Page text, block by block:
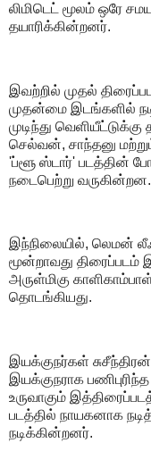
லிமிடெட் மூலம் ஒரே
தயாரிக்கின்றனர்.
இவற்றில் முதல்
முதன்மை இடங்களில்
முடிந்து
செல்வன், சாந்தனு
'ப்ளூ ஸ்டார்' படத்தின்
நடைபெற்று வருகின்றன.
இந்நிலையில், லெமன்
மூன்றாவது
அருள்மிகு
தொடங்கியது.
இயக்குநர்கள்
இயக்குநராக
உருவாகும்
படத்தில் நாயகனாக
நடிக்கின்றனர்.